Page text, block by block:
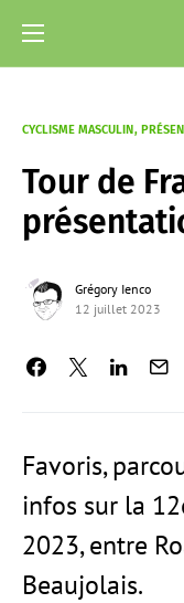
CYCLISME MASCULIN
Tour de
Grégory Ienco
12 juillet 2023
Favoris,
infos sur la
2023, entre
Beaujolais.